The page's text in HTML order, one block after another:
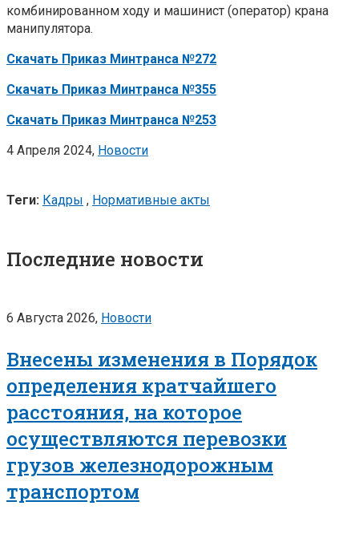
комбинированном ходу и машинист (оператор) крана
манипулятора.
Скачать Приказ Минтранса №272
Скачать Приказ Минтранса №355
Скачать Приказ Минтранса №253
4 Апреля 2024, Новости
Теги: Кадры , Нормативные акты
Последние новости
6 Августа 2026, Новости
Внесены изменения в Порядок
определения кратчайшего
расстояния, на которое
осуществляются перевозки
грузов железнодорожным
транспортом